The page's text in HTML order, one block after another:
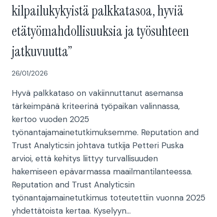
kilpailukykyistä palkkatasoa, hyviä
etätyömahdollisuuksia ja työsuhteen
jatkuvuutta”
26/01/2026
Hyvä palkkataso on vakiinnuttanut asemansa
tärkeimpänä kriteerinä työpaikan valinnassa,
kertoo vuoden 2025
työnantajamainetutkimuksemme. Reputation and
Trust Analyticsin johtava tutkija Petteri Puska
arvioi, että kehitys liittyy turvallisuuden
hakemiseen epävarmassa maailmantilanteessa.
Reputation and Trust Analyticsin
työnantajamainetutkimus toteutettiin vuonna 2025
yhdettätoista kertaa. Kyselyyn…